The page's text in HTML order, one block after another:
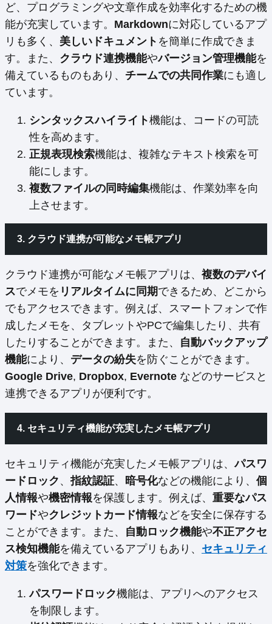
ど、プログラミングや文章作成を効率化するための機
能が充実しています。 Markdownに対応しているアプ
リも多く、 美しいドキュメント を簡単に作成できま
す。また、 クラウド連携機能やバージョン管理機能を
備えているものもあり、 チームでの共同作業にも適し
ています。
シンタックスハイライト機能は、コードの可読
性を高めます。
正規表現検索機能は、複雑なテキスト検索を可
能にします。
複数ファイルの同時編集機能は、作業効率を向
上させます。
3. クラウド連携が可能なメモ帳アプリ
クラウド連携が可能なメモ帳アプリは、 複数のデバイ
スでメモを リアルタイムに同期できるため、どこから
でもアクセスできます。例えば、スマートフォンで作
成したメモを、タブレットやPCで編集したり、共有
したりすることができます。また、 自動バックアップ
機能により、 データの紛失を防ぐことができます。
Google Drive, Dropbox, Evernote などのサービスと
連携できるアプリが便利です。
4. セキュリティ機能が充実したメモ帳アプリ
セキュリティ機能が充実したメモ帳アプリは、パスワ
ードロック 、指紋認証、 暗号化などの機能により、 個
人情報や機密情報を保護します。例えば、 重要なパス
ワードやクレジットカード情報などを安全に保存する
ことができます。また、 自動ロック機能や不正アクセ
ス検知機能を備えているアプリもあり、 セキュリティ
対策を強化できます。
パスワードロック機能は、アプリへのアクセス
を制限します。